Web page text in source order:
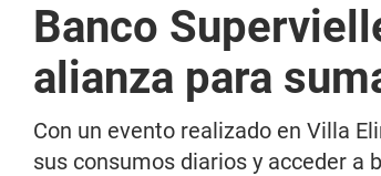
Banco
alianza para
Con un evento realizado en Villa
sus consumos diarios y acceder a